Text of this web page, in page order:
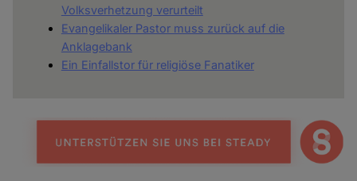
Volksverhetzung verurteilt
Evangelikaler Pastor muss zurück auf die
Anklagebank
Ein Einfallstor für religiöse Fanatiker